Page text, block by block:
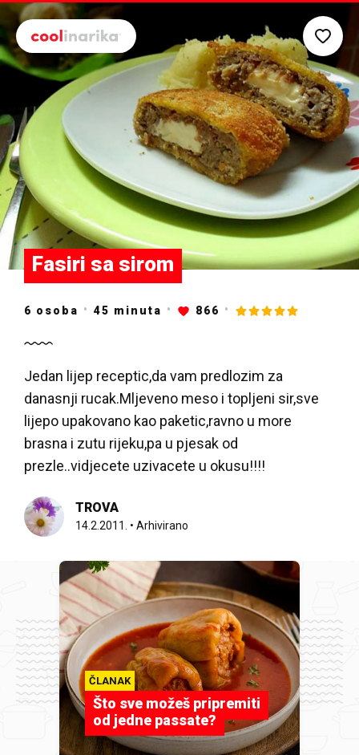
Preskoči na glavni sadržaj
Fasiri sa sirom
6 osoba 45 minuta 866
Jedan lijep receptic,da vam predlozim za
danasnji rucak.Mljeveno meso i topljeni sir,sve
lijepo upakovano kao paketic,ravno u more
brasna i zutu rijeku,pa u pjesak od
prezle..vidjecete uzivacete u okusu!!!!
TROVA
14.2.2011. • Arhivirano
ČLANAK
Što sve možeš pripremiti
od jedne passate?